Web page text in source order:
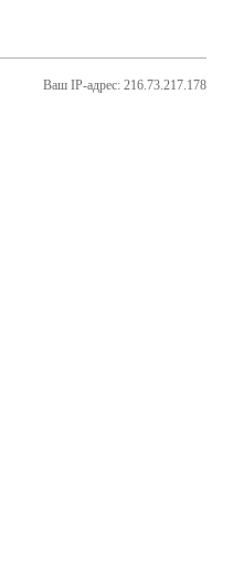
Ваш IP-адрес: 216.73.217.178